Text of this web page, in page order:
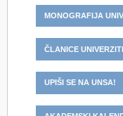
MONOGRAFIJA
ČLANICE
UPIŠI SE NA UNSA!